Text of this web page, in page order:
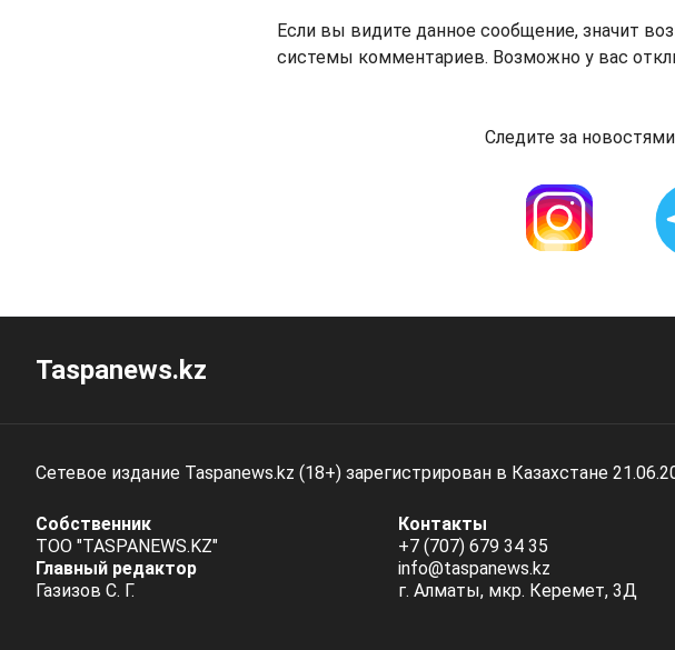
Если вы видите данное сообщение, значит
системы комментариев. Возможно у вас
Следите за
Taspanews.kz
Сетевое издание Taspanews.kz (18+) зарегистрирован в Казахстане
Собственник
ТОО "TASPANEWS.KZ"
Главный редактор
Газизов С. Г.
Контакты
+7 (707) 679 34 35
info@taspanews.kz
г. Алматы, мкр. Керемет, 3Д